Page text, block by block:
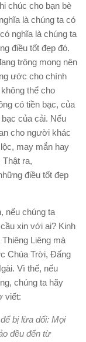
chúc cho bạn bè
là chúng ta có
nghĩa là chúng ta
điều tốt đẹp đó.
trông mong nên
ước cho chính
thể cho
có tiền bạc, của
của cải. Nếu
cho người khác
may mắn hay
ra,
điều tốt đẹp
nếu chúng ta
xin với ai? Kinh
Liêng mà
Chúa Trời, Ðấng
Vì thế, nếu
chúng ta hãy
viết:
bị lừa dối: Mọi
đều đến từ